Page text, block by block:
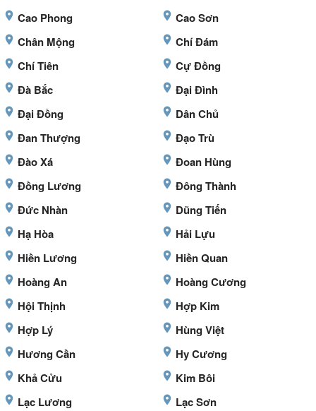
Cao Phong
Cao Sơn
Chân Mộng
Chí Đám
Chí Tiên
Cự Đồng
Đà Bắc
Đại Đình
Đại Đồng
Dân Chủ
Đan Thượng
Đạo Trù
Đào Xá
Đoan Hùng
Đồng Lương
Đông Thành
Đức Nhàn
Dũng Tiến
Hạ Hòa
Hải Lựu
Hiền Lương
Hiền Quan
Hoàng An
Hoàng Cương
Hội Thịnh
Hợp Kim
Hợp Lý
Hùng Việt
Hương Cần
Hy Cương
Khả Cửu
Kim Bôi
Lạc Lương
Lạc Sơn